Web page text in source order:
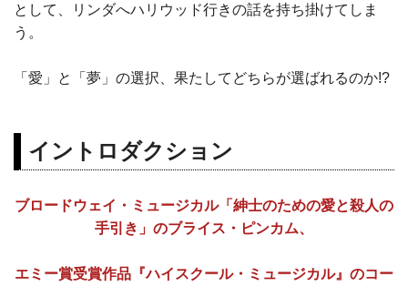
として、リンダへハリウッド行きの話を持ち掛けてしま
う。
「愛」と「夢」の選択、果たしてどちらが選ばれるのか!?
イントロダクション
ブロードウェイ・ミュージカル「紳士のための愛と殺人の
手引き」のブライス・ピンカム、
エミー賞受賞作品『ハイスクール・ミュージカル』のコー